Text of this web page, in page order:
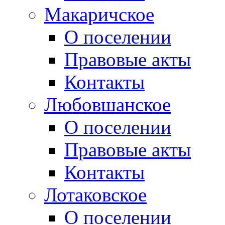
Макаричское
О поселении
Правовые акты
Контакты
Любовшанское
О поселении
Правовые акты
Контакты
Лотаковское
О поселении